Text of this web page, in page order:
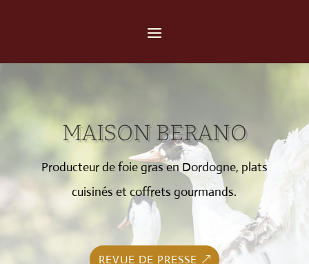
MAISON BERANO
Producteur de foie gras en Dordogne, plats
cuisinés et coffrets gourmands.
REVUE DE PRESSE